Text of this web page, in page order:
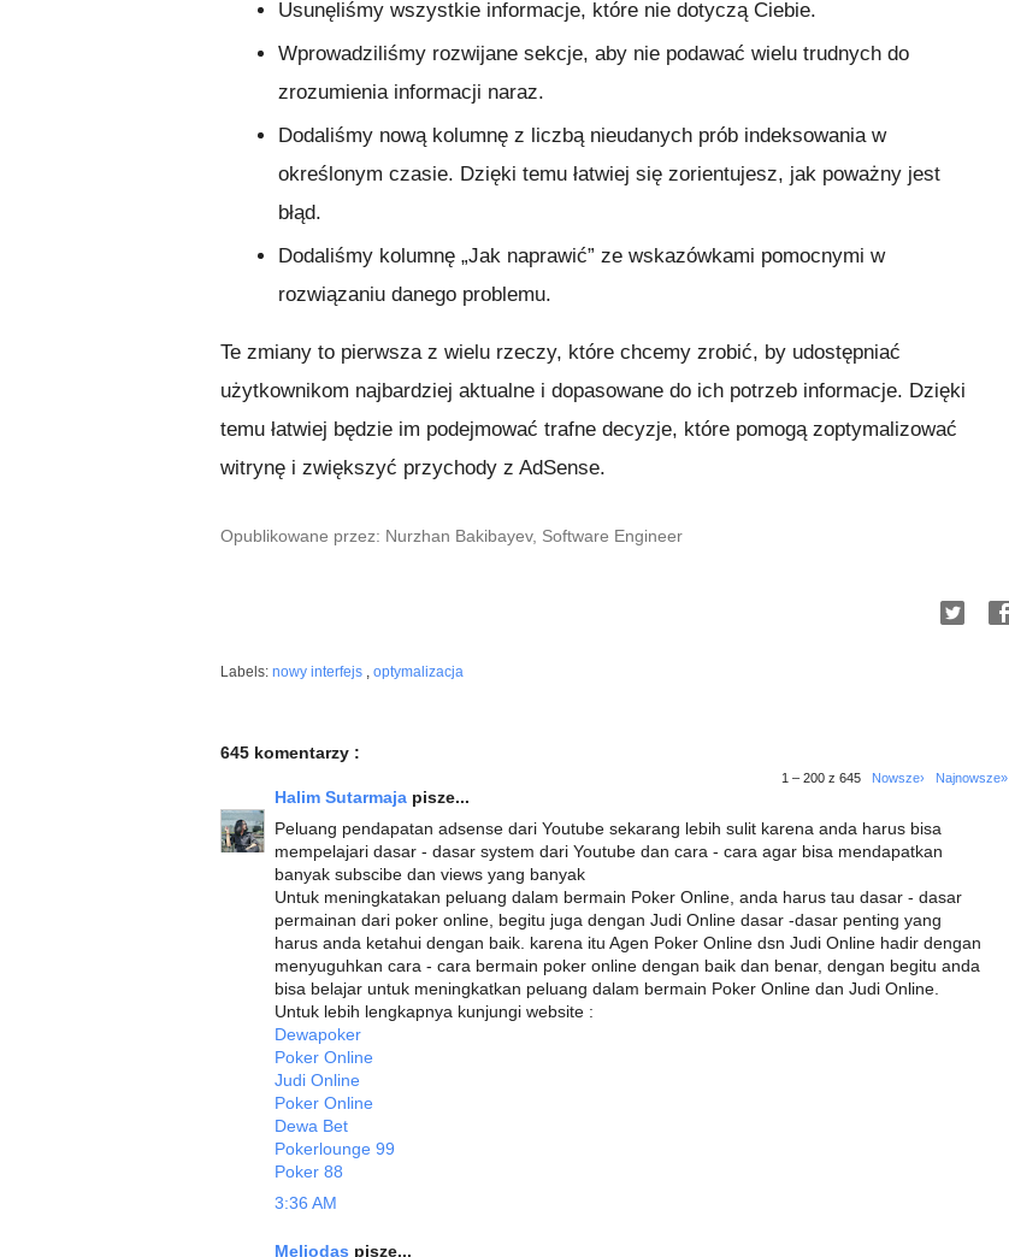
Usunęliśmy wszystkie informacje, które nie dotyczą Ciebie.
Wprowadziliśmy rozwijane sekcje, aby nie podawać wielu trudnych do
zrozumienia informacji naraz.
Dodaliśmy nową kolumnę z liczbą nieudanych prób indeksowania w
określonym czasie. Dzięki temu łatwiej się zorientujesz, jak poważny jest
błąd.
Dodaliśmy kolumnę „Jak naprawić” ze wskazówkami pomocnymi w
rozwiązaniu danego problemu.
Te zmiany to pierwsza z wielu rzeczy, które chcemy zrobić, by udostępniać
użytkownikom najbardziej aktualne i dopasowane do ich potrzeb informacje. Dzięki
temu łatwiej będzie im podejmować trafne decyzje, które pomogą zoptymalizować
witrynę i zwiększyć przychody z AdSense.
Opublikowane przez: Nurzhan Bakibayev, Software Engineer
Labels: nowy interfejs , optymalizacja
645 komentarzy :
1 – 200 z 645 Nowsze› Najnowsze»
Halim Sutarmaja pisze...
Peluang pendapatan adsense dari Youtube sekarang lebih sulit karena anda harus bisa
mempelajari dasar - dasar system dari Youtube dan cara - cara agar bisa mendapatkan
banyak subscibe dan views yang banyak
Untuk meningkatakan peluang dalam bermain Poker Online, anda harus tau dasar - dasar
permainan dari poker online, begitu juga dengan Judi Online dasar -dasar penting yang
harus anda ketahui dengan baik. karena itu Agen Poker Online dsn Judi Online hadir dengan
menyuguhkan cara - cara bermain poker online dengan baik dan benar, dengan begitu anda
bisa belajar untuk meningkatkan peluang dalam bermain Poker Online dan Judi Online.
Untuk lebih lengkapnya kunjungi website :
Dewapoker
Poker Online
Judi Online
Poker Online
Dewa Bet
Pokerlounge 99
Poker 88
3:36 AM
Meliodas pisze...